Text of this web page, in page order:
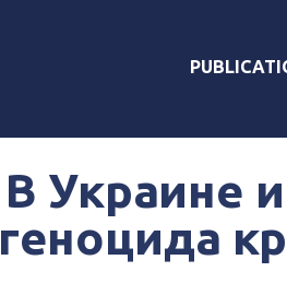
В Украине
геноцида